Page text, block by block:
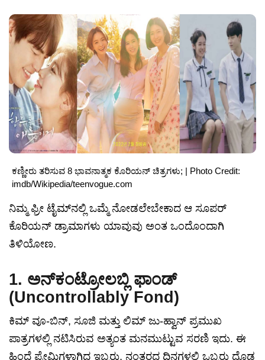
ಕಣ್ಣೀರು ತರಿಸುವ 8 ಭಾವನಾತ್ಮಕ ಕೊರಿಯನ್ ಚಿತ್ರಗಳು; | Photo Credit:
imdb/Wikipedia/teenvogue.com
ನಿಮ್ಮ ಫ್ರೀ ಟೈಮ್‌ನಲ್ಲಿ ಒಮ್ಮೆ ನೋಡಲೇಬೇಕಾದ ಆ ಸೂಪರ್
ಕೊರಿಯನ್ ಡ್ರಾಮಾಗಳು ಯಾವುವು ಅಂತ ಒಂದೊಂದಾಗಿ
ತಿಳಿಯೋಣ.
1. ಅನ್‌ಕಂಟ್ರೋಲಬ್ಲಿ ಫಾಂಡ್
(Uncontrollably Fond)
ಕಿಮ್ ವೂ-ಬಿನ್, ಸೂಜಿ ಮತ್ತು ಲಿಮ್ ಜು-ಹ್ವಾನ್ ಪ್ರಮುಖ
ಪಾತ್ರಗಳಲ್ಲಿ ನಟಿಸಿರುವ ಅತ್ಯಂತ ಮನಮುಟ್ಟುವ ಸರಣಿ ಇದು. ಈ
ಹಿಂದೆ ಪ್ರೇಮಿಗಳಾಗಿದ್ದ ಇಬ್ಬರು, ನಂತರದ ದಿನಗಳಲ್ಲಿ ಒಬ್ಬರು ದೊಡ್ಡ